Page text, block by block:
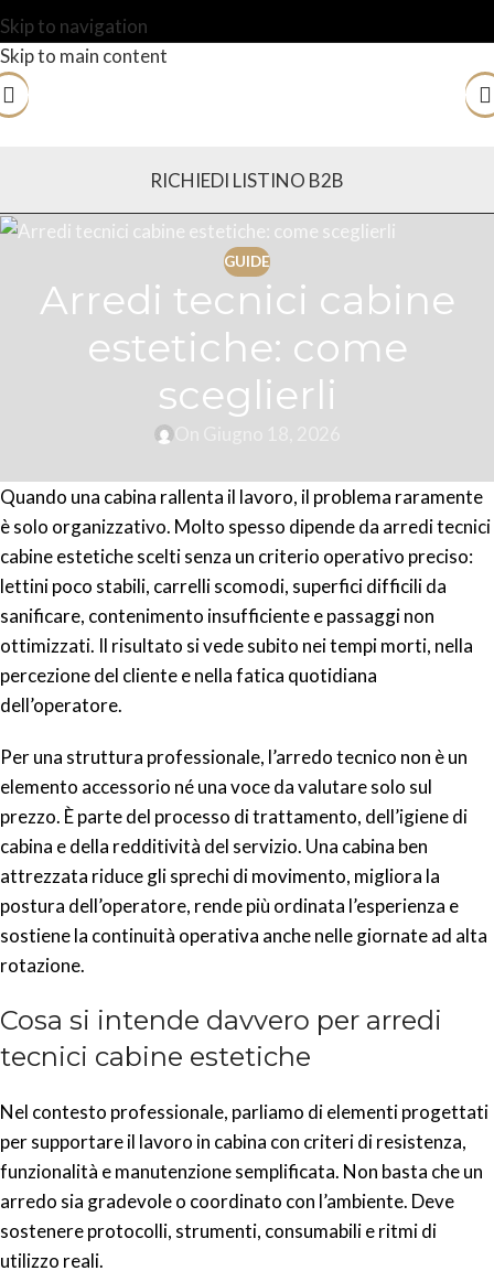
Skip to navigation
Skip to main content
RICHIEDI LISTINO B2B
GUIDE
Arredi tecnici cabine
estetiche: come
sceglierli
Quando una cabina rallenta il lavoro, il problema raramente
è solo organizzativo. Molto spesso dipende da arredi tecnici
cabine estetiche scelti senza un criterio operativo preciso:
lettini poco stabili, carrelli scomodi, superfici difficili da
sanificare, contenimento insufficiente e passaggi non
ottimizzati. Il risultato si vede subito nei tempi morti, nella
percezione del cliente e nella fatica quotidiana
dell’operatore.
Per una struttura professionale, l’arredo tecnico non è un
elemento accessorio né una voce da valutare solo sul
prezzo. È parte del processo di trattamento, dell’igiene di
cabina e della redditività del servizio. Una cabina ben
attrezzata riduce gli sprechi di movimento, migliora la
postura dell’operatore, rende più ordinata l’esperienza e
sostiene la continuità operativa anche nelle giornate ad alta
rotazione.
Cosa si intende davvero per arredi
tecnici cabine estetiche
Nel contesto professionale, parliamo di elementi progettati
per supportare il lavoro in cabina con criteri di resistenza,
funzionalità e manutenzione semplificata. Non basta che un
arredo sia gradevole o coordinato con l’ambiente. Deve
sostenere protocolli, strumenti, consumabili e ritmi di
utilizzo reali.